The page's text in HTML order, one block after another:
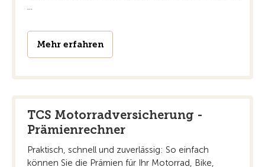
...
Mehr erfahren
TCS Motorradversicherung -
Prämienrechner
Praktisch, schnell und zuverlässig: So einfach
können Sie die Prämien für Ihr Motorrad, Bike,